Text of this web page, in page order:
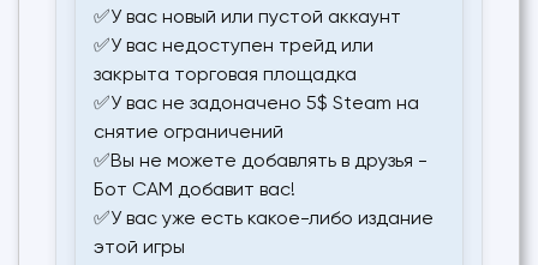
✅У вас новый или пустой аккаунт
✅У вас недоступен трейд или
закрыта торговая площадка
✅У вас не задоначено 5$ Steam на
снятие ограничений
✅Вы не можете добавлять в друзья -
Бот САМ добавит вас!
✅У вас уже есть какое-либо издание
этой игры